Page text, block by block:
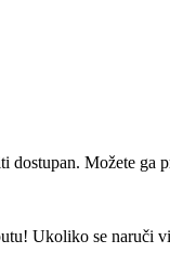
dostupan. Možete
Ukoliko se naruči